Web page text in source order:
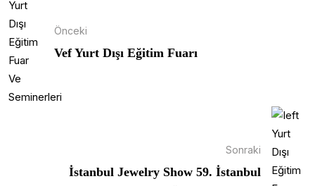
Önceki
Vef Yurt Dışı Eğitim Fuarı
Sonraki
İstanbul Jewelry Show 59. İstanbul